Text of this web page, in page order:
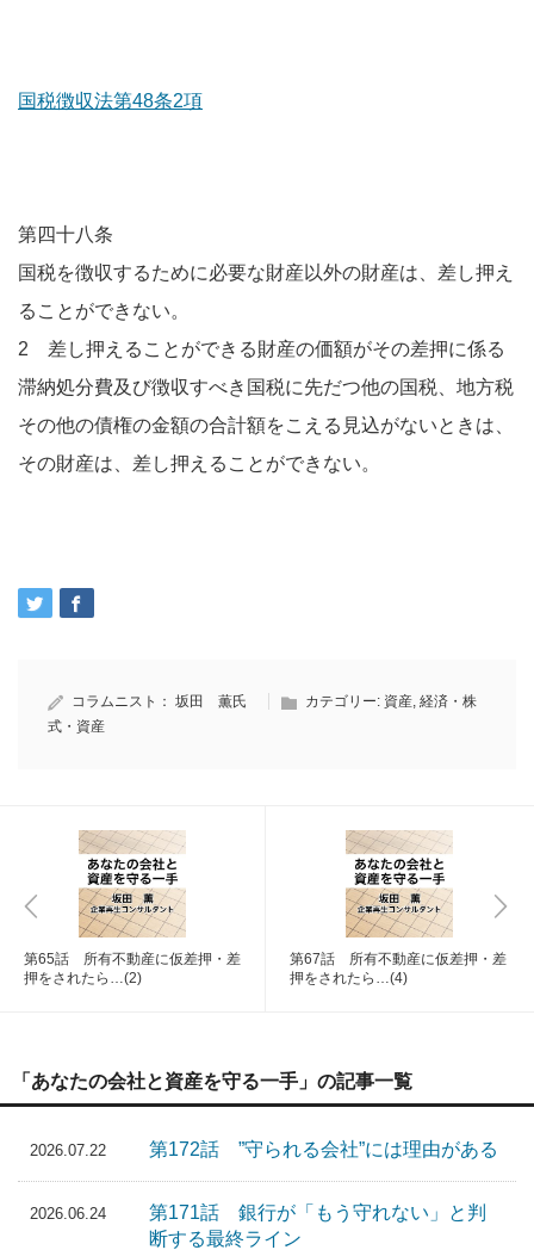
国税徴収法第48条2項
第四十八条
国税を徴収するために必要な財産以外の財産は、差し押え
ることができない。
2 差し押えることができる財産の価額がその差押に係る
滞納処分費及び徴収すべき国税に先だつ他の国税、地方税
その他の債権の金額の合計額をこえる見込がないときは、
その財産は、差し押えることができない。
コラムニスト： 坂田 薫氏 カテゴリー: 資産, 経済・株
式・資産
第65話 所有不動産に仮差押・差
押をされたら…(2)
第67話 所有不動産に仮差押・差
押をされたら…(4)
「あなたの会社と資産を守る一手」の記事一覧
2026.07.22 第172話 ”守られる会社”には理由がある
2026.06.24
第171話 銀行が「もう守れない」と判
断する最終ライン